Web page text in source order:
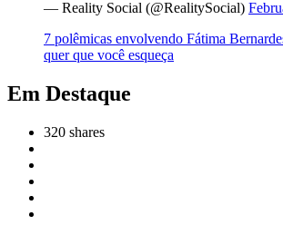
— Reality Social (@RealitySocial)
7 polêmicas envolvendo Fátima
quer que você esqueça
Em Destaque
320 shares